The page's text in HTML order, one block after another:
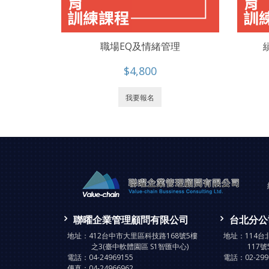
職場EQ及情緒管理
$4,800
我要報名
聯曜企業管理顧問有限公司
地址： 412台中市大里區科技路168號5樓
之3(臺中軟體園區 S1智匯中心)
電話： 04-24969155
台北分
地址： 114台
117
電話： 02-